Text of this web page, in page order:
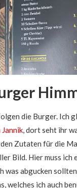
die Burger. Ich
Jannik, dort seht ihr
Zutaten für die
Bild. Hier muss ich
was abgucken
welches ich auch